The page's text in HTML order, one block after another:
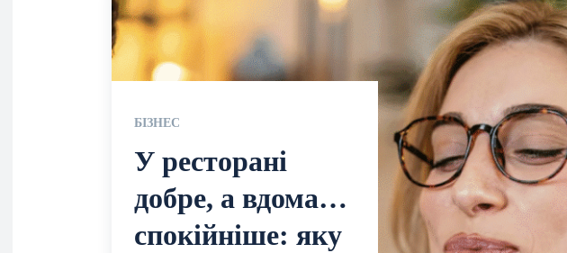
БІЗНЕС
У ресторані
добре, а вдома…
спокійніше: яку